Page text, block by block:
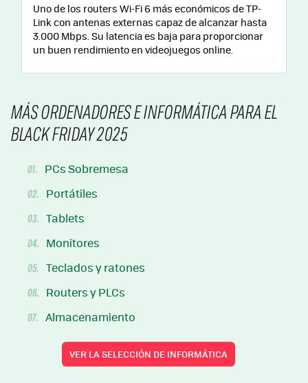
Uno de los routers Wi-Fi 6 más económicos de TP-
Link con antenas externas capaz de alcanzar hasta
3.000 Mbps. Su latencia es baja para proporcionar
un buen rendimiento en videojuegos online.
MÁS ORDENADORES E INFORMÁTICA PARA EL
BLACK FRIDAY 2025
01. PCs Sobremesa
02. Portátiles
03. Tablets
04. Monitores
05. Teclados y ratones
06. Routers y PLCs
07. Almacenamiento
VER LA SELECCIÓN DE INFORMÁTICA